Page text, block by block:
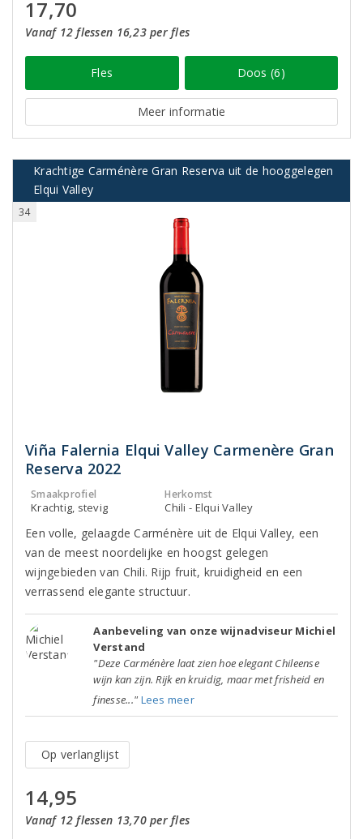
17,70
Vanaf 12 flessen 16,23 per fles
Fles Doos (6)
Meer informatie
Krachtige Carménère Gran Reserva uit de hooggelegen
Elqui Valley
34
Viña Falernia Elqui Valley Carmenère Gran
Reserva 2022
Smaakprofiel
Krachtig, stevig
Herkomst
Chili - Elqui Valley
Een volle, gelaagde Carménère uit de Elqui Valley, een
van de meest noordelijke en hoogst gelegen
wijngebieden van Chili. Rijp fruit, kruidigheid en een
verrassend elegante structuur.
Aanbeveling van onze wijnadviseur Michiel
Verstand
"Deze Carménère laat zien hoe elegant Chileense
wijn kan zijn. Rijk en kruidig, maar met frisheid en
finesse..." Lees meer
Op verlanglijst
14,95
Vanaf 12 flessen 13,70 per fles